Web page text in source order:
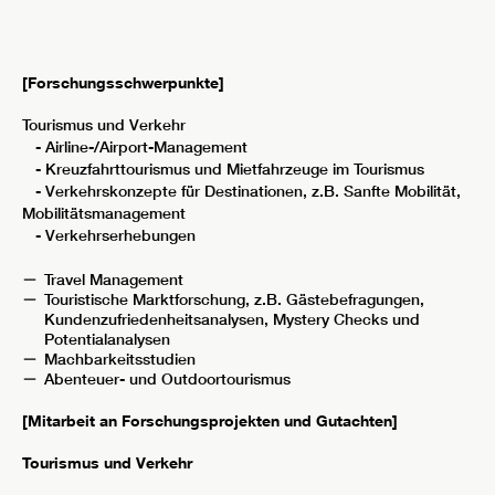
[Forschungsschwerpunkte]
Tourismus und Verkehr
- Airline-/Airport-Management
- Kreuzfahrttourismus und Mietfahrzeuge im Tourismus
- Verkehrskonzepte für Destinationen, z.B. Sanfte Mobilität,
Mobilitätsmanagement
- Verkehrserhebungen
Travel Management
Touristische Marktforschung, z.B. Gästebefragungen,
Kundenzufriedenheitsanalysen, Mystery Checks und
Potentialanalysen
Machbarkeitsstudien
Abenteuer- und Outdoortourismus
[Mitarbeit an Forschungsprojekten und Gutachten]
Tourismus und Verkehr